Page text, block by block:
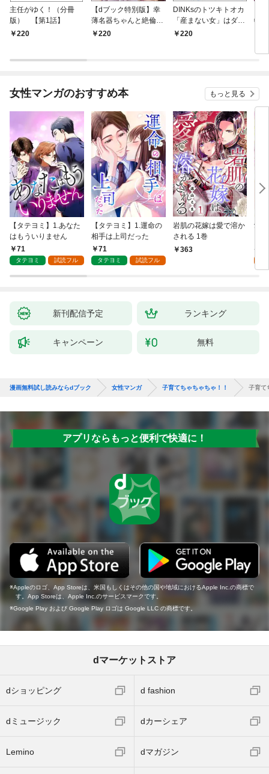
主任がゆく！（分冊
版） 【第1話】
220
【dブック特別版】幸
薄名器ちゃんと絶倫エ
リートくん むさぼりエ
220
DINKsのトツキトオカ
「産まない女」はダメ
ですか？（分冊版）
220
物
話】
女性マンガのおすすめ本 もっと見る
【タテヨミ】1.あなた
はもういりません
71
タテヨミ 試読フル
【タテヨミ】1.運命の
相手は上司だった
71
タテヨミ 試読フル
岩肌の花嫁は愛で溶か
される 1巻
363
愛
新刊配信予定 ランキング
キャンペーン 無料
漫画無料試し読みならdブック 女性マンガ 子育てちゃちゃちゃ！！ 子育て
アプリならもっと便利で快適に！
Appleのロゴ、App Storeは、米国もしくはその他の国や地域におけるApple Inc.の商標で
す。App Storeは、Apple Inc.のサービスマークです。
Google Play および Google Play ロゴは Google LLC の商標です。
dマーケットストア
dショッピング d fashion
dミュージック dカーシェア
Lemino dマガジン